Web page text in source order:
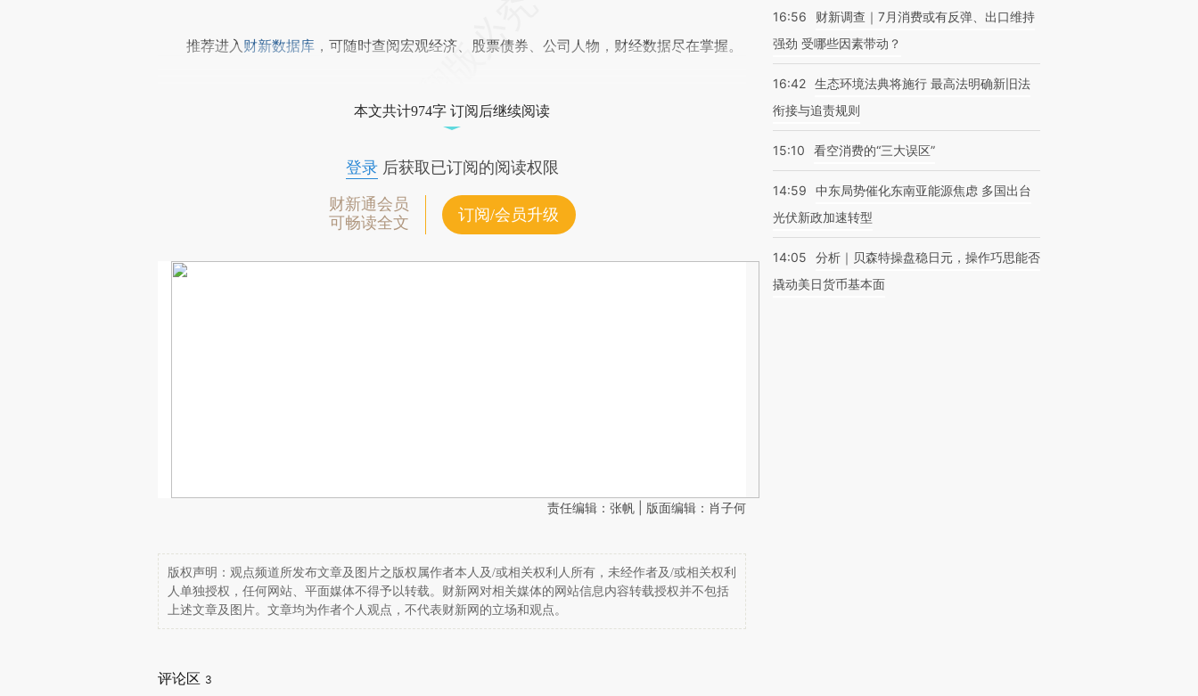
推荐进入 财新数据库 ，可随时查阅宏观经济、股票债券、公司人物，财经数据尽在掌握。
本文共计974字 订阅后继续阅读
登录后获取已订阅的阅读权限
财新通会员
可畅读全文
订阅/会员升级
责任编辑：张帆 | 版面编辑：肖子何
版权声明：观点频道所发布文章及图片之版权属作者本人及/或相关权利人所有，未经作者及/或相关权利
人单独授权，任何网站、平面媒体不得予以转载。财新网对相关媒体的网站信息内容转载授权并不包括
上述文章及图片。文章均为作者个人观点，不代表财新网的立场和观点。
评论区 3
16:56
财新调查｜7月消费或有反弹、出口维持
强劲 受哪些因素带动？
16:42 生态环境法典将施行 最高法明确新旧法
衔接与追责规则
15:10 看空消费的“三大误区”
14:59
中东局势催化东南亚能源焦虑 多国出台
光伏新政加速转型
14:05
分析｜贝森特操盘稳日元，操作巧思能否
撬动美日货币基本面